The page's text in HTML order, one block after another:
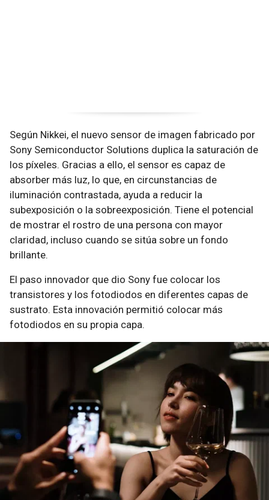
Según Nikkei, el nuevo sensor de imagen fabricado por
Sony Semiconductor Solutions duplica la saturación de
los píxeles. Gracias a ello, el sensor es capaz de
absorber más luz, lo que, en circunstancias de
iluminación contrastada, ayuda a reducir la
subexposición o la sobreexposición. Tiene el potencial
de mostrar el rostro de una persona con mayor
claridad, incluso cuando se sitúa sobre un fondo
brillante.
El paso innovador que dio Sony fue colocar los
transistores y los fotodiodos en diferentes capas de
sustrato. Esta innovación permitió colocar más
fotodiodos en su propia capa.